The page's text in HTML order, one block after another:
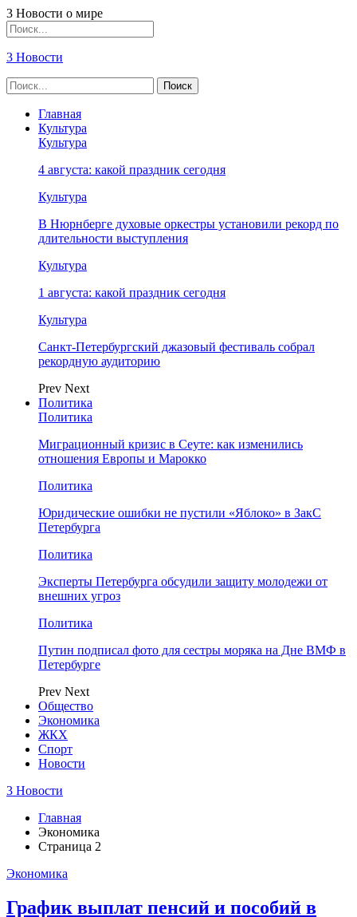
3 Новости о мире
3 Новости
Главная
Культура
Культура
4 августа: какой праздник сегодня
Культура
В Нюрнберге духовые оркестры установили рекорд по
длительности выступления
Культура
1 августа: какой праздник сегодня
Культура
Санкт-Петербургский джазовый фестиваль собрал
рекордную аудиторию
Prev Next
Политика
Политика
Миграционный кризис в Сеуте: как изменились
отношения Европы и Марокко
Политика
Юридические ошибки не пустили «Яблоко» в ЗакС
Петербурга
Политика
Эксперты Петербурга обсудили защиту молодежи от
внешних угроз
Политика
Путин подписал фото для сестры моряка на Дне ВМФ в
Петербурге
Prev Next
Общество
Экономика
ЖКХ
Спорт
Новости
3 Новости
Главная
Экономика
Страница 2
Экономика
График выплат пенсий и пособий в